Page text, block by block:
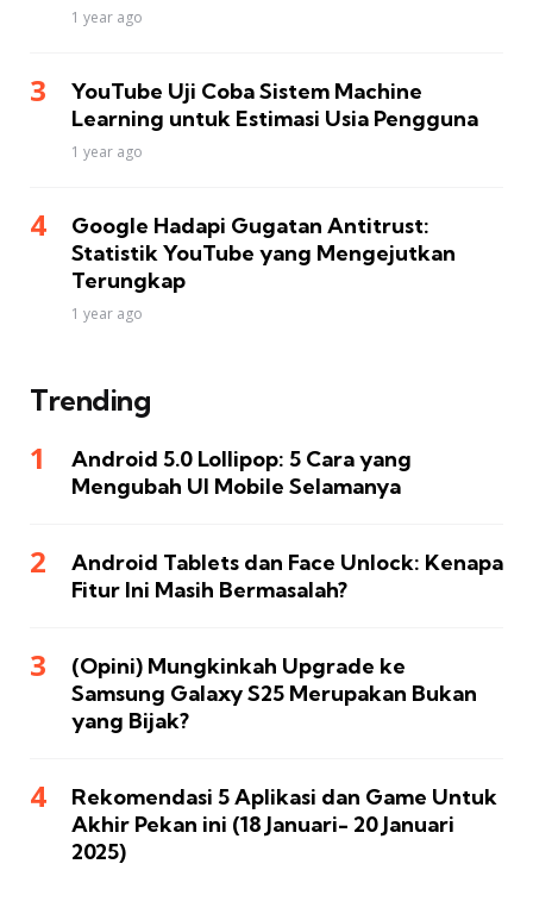
1 year ago
YouTube Uji Coba Sistem Machine
Learning untuk Estimasi Usia Pengguna
1 year ago
Google Hadapi Gugatan Antitrust:
Statistik YouTube yang Mengejutkan
Terungkap
1 year ago
Trending
Android 5.0 Lollipop: 5 Cara yang
Mengubah UI Mobile Selamanya
Android Tablets dan Face Unlock: Kenapa
Fitur Ini Masih Bermasalah?
(Opini) Mungkinkah Upgrade ke
Samsung Galaxy S25 Merupakan Bukan
yang Bijak?
Rekomendasi 5 Aplikasi dan Game Untuk
Akhir Pekan ini (18 Januari- 20 Januari
2025)